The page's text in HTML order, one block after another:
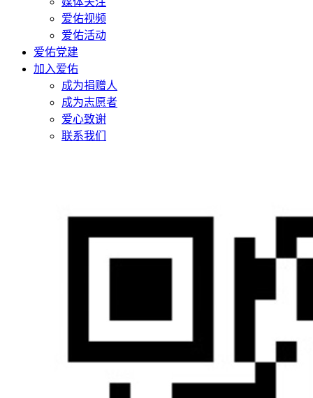
爱佑视频
爱佑活动
爱佑党建
加入爱佑
成为捐赠人
成为志愿者
爱心致谢
联系我们